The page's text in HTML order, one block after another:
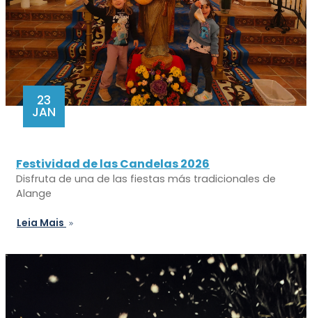
23
JAN
Festividad de las Candelas 2026
Disfruta de una de las fiestas más tradicionales de
Alange
Leia Mais